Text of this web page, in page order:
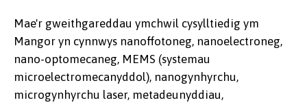
Mae'r gweithgareddau ymchwil cysylltiedig ym
Mangor yn cynnwys nanoffotoneg, nanoelectroneg,
nano-optomecaneg, MEMS (systemau
microelectromecanyddol), nanogynhyrchu,
microgynhyrchu laser, metadeunyddiau,